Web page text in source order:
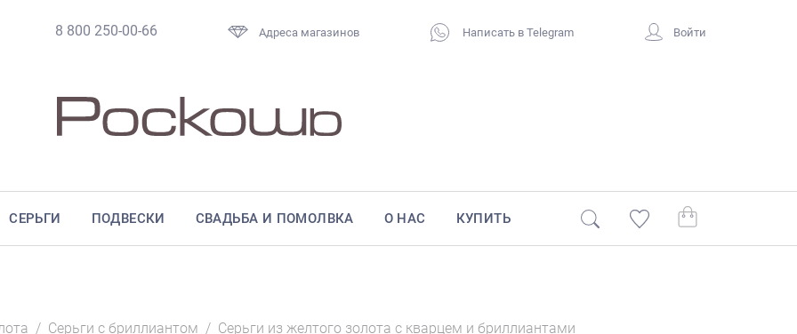
8 800 250-00-66 Адреса магазинов Написать в Telegram Войти
СЕРЬГИ ПОДВЕСКИ СВАДЬБА И ПОМОЛВКА О НАС КУПИТЬ
/ Серьги с бриллиантом / Серьги из желтого золота с кварцем и бриллиантами